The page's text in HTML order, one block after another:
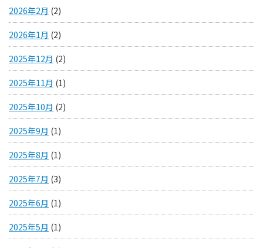
2026年2月 (2)
2026年1月 (2)
2025年12月 (2)
2025年11月 (1)
2025年10月 (2)
2025年9月 (1)
2025年8月 (1)
2025年7月 (3)
2025年6月 (1)
2025年5月 (1)